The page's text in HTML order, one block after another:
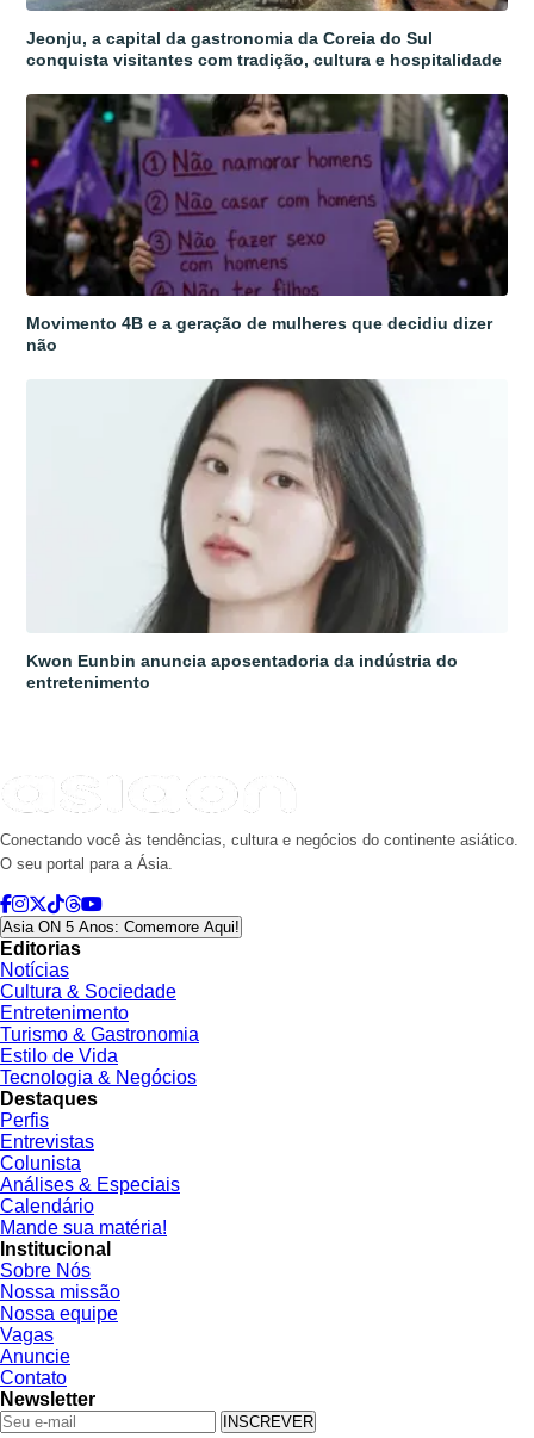
Jeonju, a capital da gastronomia da Coreia do Sul
conquista visitantes com tradição, cultura e hospitalidade
Movimento 4B e a geração de mulheres que decidiu dizer
não
Kwon Eunbin anuncia aposentadoria da indústria do
entretenimento
Conectando você às tendências, cultura e negócios do continente asiático.
O seu portal para a Ásia.
Asia ON 5 Anos: Comemore Aqui!
Editorias
Notícias
Cultura & Sociedade
Entretenimento
Turismo & Gastronomia
Estilo de Vida
Tecnologia & Negócios
Destaques
Perfis
Entrevistas
Colunista
Análises & Especiais
Calendário
Mande sua matéria!
Institucional
Sobre Nós
Nossa missão
Nossa equipe
Vagas
Anuncie
Contato
Newsletter
INSCREVER